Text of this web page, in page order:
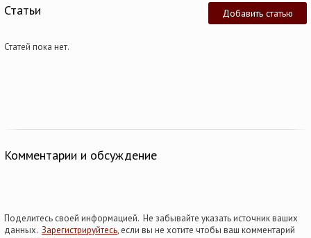
Добавить статью
Статьи
Статей пока нет.
Комментарии и обсуждение
Поделитесь своей информацией. Не забывайте указать источник ваших
данных. Зарегистрируйтесь, если вы не хотите чтобы ваш комментарий